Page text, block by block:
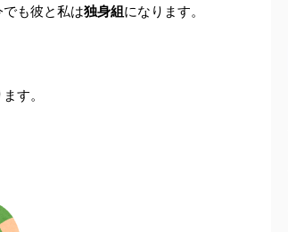
も彼と私は独身組になります。
す。